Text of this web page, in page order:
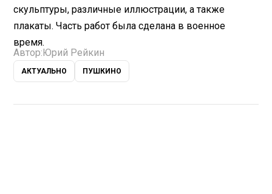
скульптуры, различные иллюстрации, а также
плакаты. Часть работ была сделана в военное
время.
Автор:Юрий Рейкин
АКТУАЛЬНО ПУШКИНО